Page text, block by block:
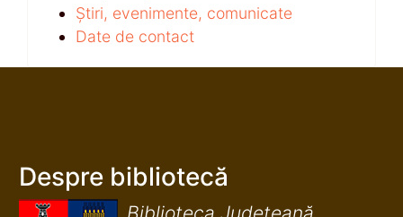
Știri, evenimente, comunicate
Date de contact
Despre bibliotecă